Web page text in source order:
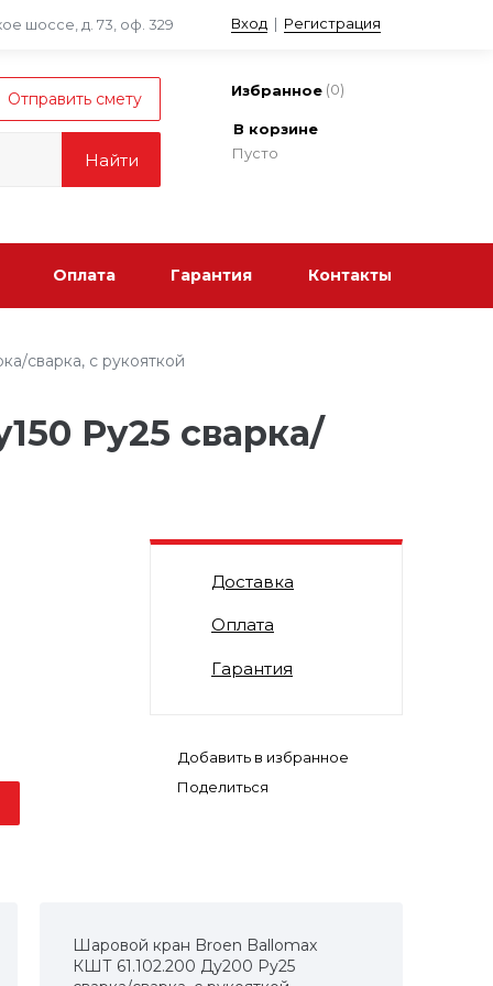
шоссе, д. 73, оф. 329 Вход | Регистрация
Избранное (0)
В корзине
Пусто
Оплата Гарантия Контакты
сварка, с рукояткой
Ру25 сварка/
Доставка
Оплата
Гарантия
Поделиться
Шаровой кран Broen Ballomax
КШТ 61.102.200 Ду200 Ру25